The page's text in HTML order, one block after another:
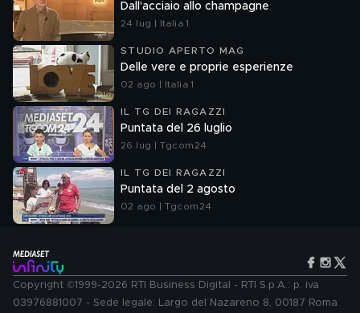
Dall'acciaio allo champagne
24 lug | Italia 1
STUDIO APERTO MAG
Delle vere e proprie esperienze
02 ago | Italia 1
IL TG DEI RAGAZZI
Puntata del 26 luglio
26 lug | Tgcom24
IL TG DEI RAGAZZI
Puntata del 2 agosto
02 ago | Tgcom24
Copyright ©1999-2026 RTI Business Digital - RTI S.p.A.: p. iva
03976881007 - Sede legale: Largo del Nazareno 8, 00187 Roma.